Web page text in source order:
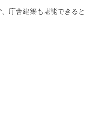
庁舎建築も堪能できると